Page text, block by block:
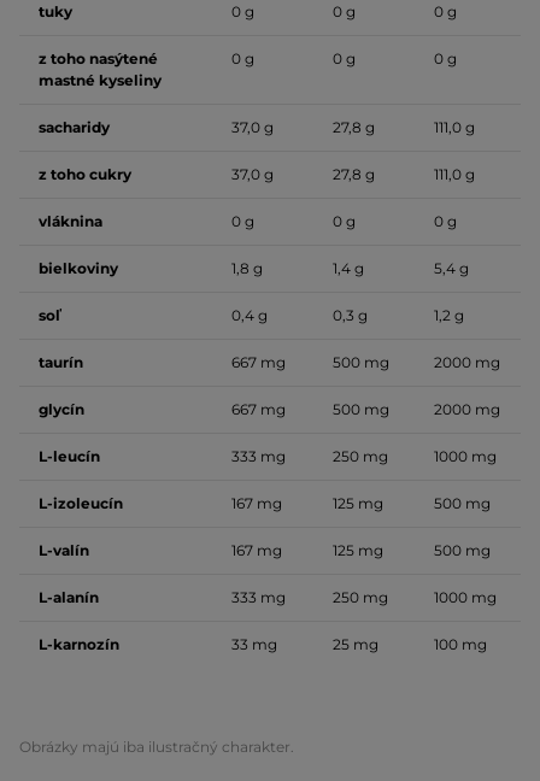
tuky 0 g 0 g 0 g
z toho nasýtené
mastné kyseliny
0 g 0 g 0 g
sacharidy 37,0 g 27,8 g 111,0 g
z toho cukry 37,0 g 27,8 g 111,0 g
vláknina 0 g 0 g 0 g
bielkoviny 1,8 g 1,4 g 5,4 g
soľ 0,4 g 0,3 g 1,2 g
taurín 667 mg 500 mg 2000 mg
glycín 667 mg 500 mg 2000 mg
L-leucín 333 mg 250 mg 1000 mg
L-izoleucín 167 mg 125 mg 500 mg
L-valín 167 mg 125 mg 500 mg
L-alanín 333 mg 250 mg 1000 mg
L-karnozín 33 mg 25 mg 100 mg
Obrázky majú iba ilustračný charakter.